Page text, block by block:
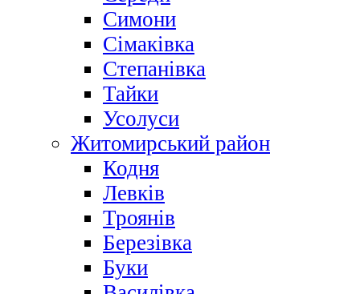
Симони
Сімаківка
Степанівка
Тайки
Усолуси
Житомирський район
Кодня
Левків
Троянів
Березівка
Буки